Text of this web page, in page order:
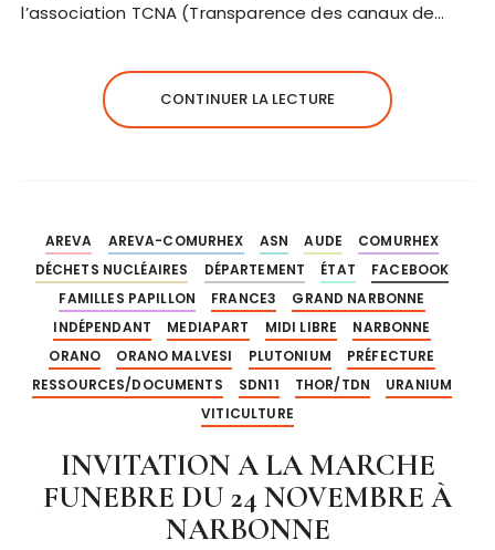
l’association TCNA (Transparence des canaux de…
CONTINUER LA LECTURE
AREVA AREVA-COMURHEX ASN AUDE
COMURHEX
DÉCHETS NUCLÉAIRES
DÉPARTEMENT ÉTAT
FACEBOOK
FAMILLES PAPILLON
FRANCE3
GRAND NARBONNE
INDÉPENDANT
MEDIAPART MIDI LIBRE
NARBONNE
ORANO
ORANO MALVESI PLUTONIUM
PRÉFECTURE
RESSOURCES/DOCUMENTS
SDN11 THOR/TDN
URANIUM
VITICULTURE
INVITATION A LA MARCHE
FUNEBRE DU 24 NOVEMBRE À
NARBONNE